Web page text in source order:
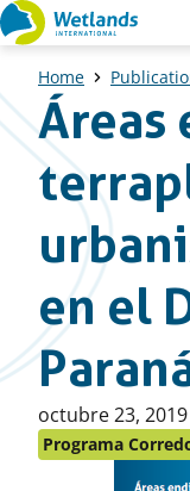
Ir
al
contenido
Home
Áreas
en el
Publicado
en:
octubre 23, 2019
Programa